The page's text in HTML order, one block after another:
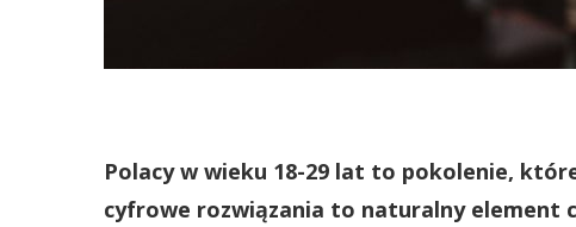
Polacy w wieku 18-29 lat to pokolenie,
cyfrowe rozwiązania to naturalny element